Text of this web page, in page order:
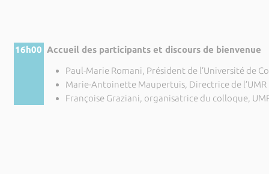
16h00 Accueil des participants et discours de bienvenue
Paul-Marie Romani, Président de l’Université de
Marie-Antoinette Maupertuis, Directrice de l’UMR
Françoise Graziani, organisatrice du colloque,